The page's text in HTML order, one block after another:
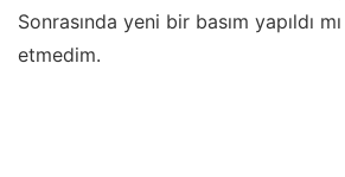
Sonrasında yeni bir basım yapıldı
etmedim.